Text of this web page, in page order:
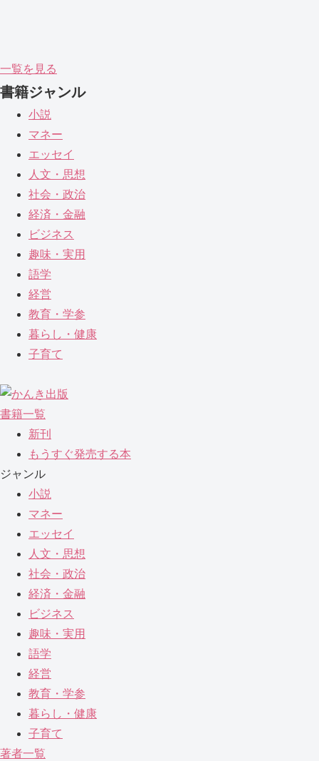
一覧を見る
書籍ジャンル
小説
マネー
エッセイ
人文・思想
社会・政治
経済・金融
ビジネス
趣味・実用
語学
経営
教育・学参
暮らし・健康
子育て
書籍一覧
新刊
もうすぐ発売する本
ジャンル
小説
マネー
エッセイ
人文・思想
社会・政治
経済・金融
ビジネス
趣味・実用
語学
経営
教育・学参
暮らし・健康
子育て
著者一覧